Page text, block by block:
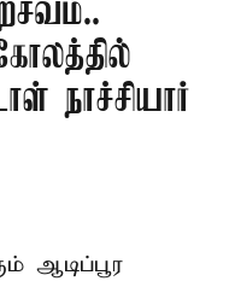
நாச்சியார்
ஆடிப்பூர